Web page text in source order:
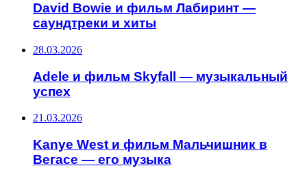
David Bowie и фильм Лабиринт —
саундтреки и хиты
28.03.2026
Adele и фильм Skyfall — музыкальный
успех
21.03.2026
Kanye West и фильм Мальчишник в
Вегасе — его музыка